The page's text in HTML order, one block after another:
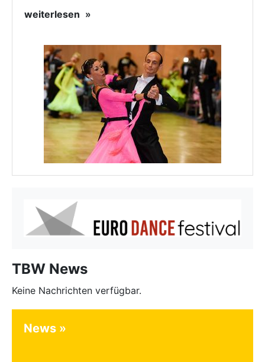
weiterlesen
TBW News
Keine Nachrichten verfügbar.
News